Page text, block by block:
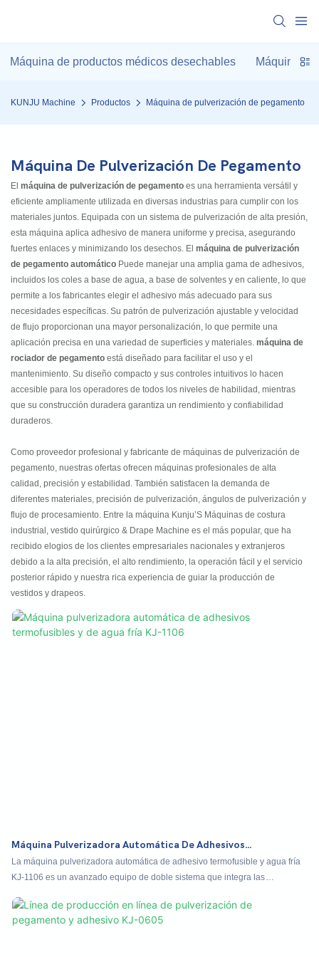
Máquina de productos médicos desechables Máquina
KUNJU Machine Productos Máquina de pulverización de pegamento
Máquina De Pulverización De Pegamento
El máquina de pulverización de pegamento es una herramienta versátil y
eficiente ampliamente utilizada en diversas industrias para cumplir con los
materiales juntos. Equipada con un sistema de pulverización de alta presión,
esta máquina aplica adhesivo de manera uniforme y precisa, asegurando
fuertes enlaces y minimizando los desechos. El máquina de pulverización
de pegamento automático Puede manejar una amplia gama de adhesivos,
incluidos los coles a base de agua, a base de solventes y en caliente, lo que
permite a los fabricantes elegir el adhesivo más adecuado para sus
necesidades específicas. Su patrón de pulverización ajustable y velocidad
de flujo proporcionan una mayor personalización, lo que permite una
aplicación precisa en una variedad de superficies y materiales. máquina de
rociador de pegamento está diseñado para facilitar el uso y el
mantenimiento. Su diseño compacto y sus controles intuitivos lo hacen
accesible para los operadores de todos los niveles de habilidad, mientras
que su construcción duradera garantiza un rendimiento y confiabilidad
duraderos.
Como proveedor profesional y fabricante de máquinas de pulverización de
pegamento, nuestras ofertas ofrecen máquinas profesionales de alta
calidad, precisión y estabilidad. También satisfacen la demanda de
diferentes materiales, precisión de pulverización, ángulos de pulverización y
flujo de procesamiento. Entre la máquina Kunju’S Máquinas de costura
industrial, vestido quirúrgico & Drape Machine es el más popular, que ha
recibido elogios de los clientes empresariales nacionales y extranjeros
debido a la alta precisión, el alto rendimiento, la operación fácil y el servicio
posterior rápido y nuestra rica experiencia de guiar la producción de
vestidos y drapeos.
Máquina Pulverizadora Automática De Adhesivos
Termofusibles Y De Agua Fría KJ-1106
La máquina pulverizadora automática de adhesivo termofusible y agua fría
KJ-1106 es un avanzado equipo de doble sistema que integra las
aplicación simultánea o selectiva de dos tipos de adhesivo en una sola
operación eficiente. Con una mesa elevadora de ajuste automático, maneja